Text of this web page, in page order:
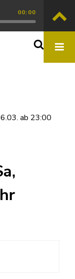
00:00
ab 23:00